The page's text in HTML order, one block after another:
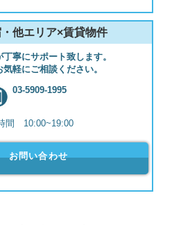
他エリア×賃貸物件
寧にサポート致します。
軽にご相談ください。
03-5909-1995
間 10:00~19:00
お問い合わせ